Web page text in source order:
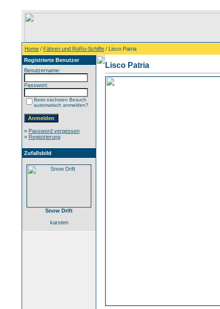
Home / Fähren und RoRo-Schiffe / Lisco Patria
Registrierte Benutzer
Benutzername:
Passwort:
Beim nächsten Besuch
automatisch anmelden?
» Password vergessen
» Registrierung
Zufallsbild
Snow Drift
karsten
Lisco Patria